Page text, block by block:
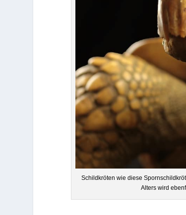
Schild­krö­ten wie diese
Alters wird